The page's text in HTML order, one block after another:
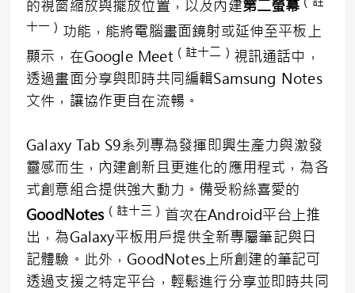
的視窗縮放與擺放位置，以及內建第二螢幕
十一） 功能，能將電腦畫面鏡射或延伸至平板上
顯示，在Google Meet （註十二） 視訊通話中，
透過畫面分享與即時共同編輯Samsung Notes
文件，讓協作更自在流暢。
Galaxy Tab S9系列專為發揮即興生產力與激發
靈感而生，內建創新且更進化的應用程式，為各
式創意組合提供強大動力。備受粉絲喜愛的
GoodNotes （註十三） 首次在Android平台上推
出，為Galaxy平板用戶提供全新專屬筆記與日
記體驗。此外，GoodNotes上所創建的筆記可
透過支援之特定平台，輕鬆進行分享並即時共同